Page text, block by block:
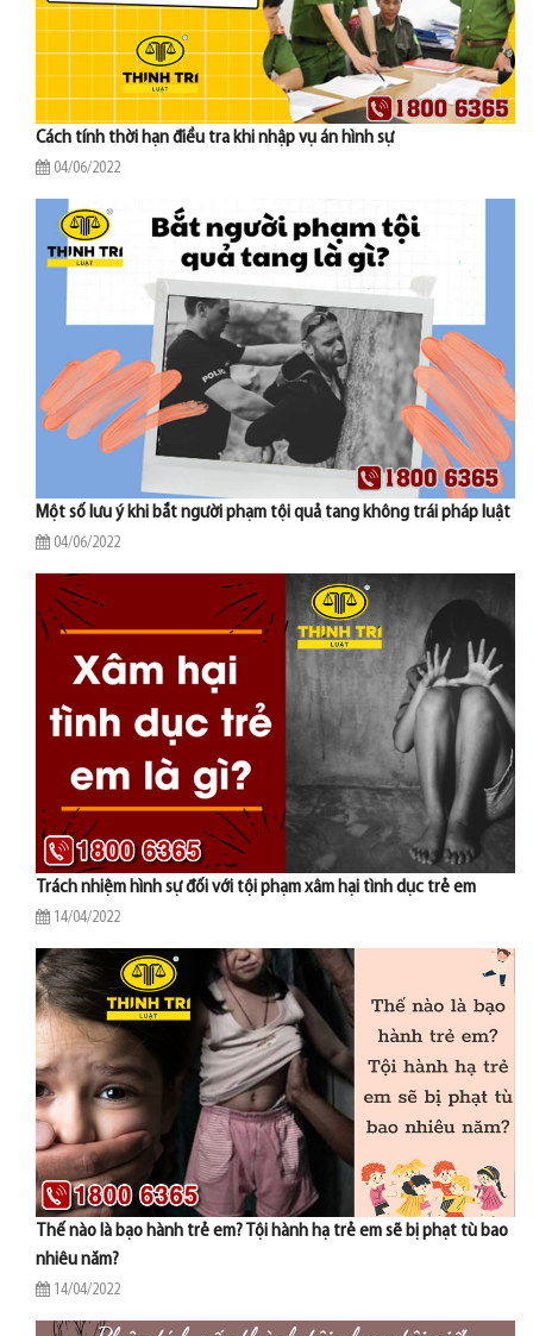
Cách tính thời hạn điều tra khi nhập vụ án hình sự
04/06/2022
Một số lưu ý khi bắt người phạm tội quả tang không trái pháp luật
04/06/2022
Trách nhiệm hình sự đối với tội phạm xâm hại tình dục trẻ em
14/04/2022
Thế nào là bạo hành trẻ em? Tội hành hạ trẻ em sẽ bị phạt tù bao
nhiêu năm?
14/04/2022